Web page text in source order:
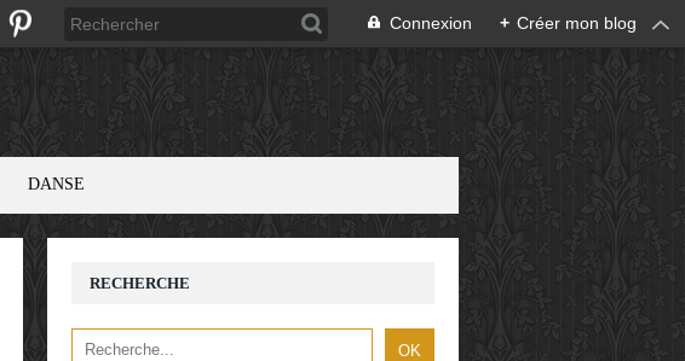
Connexion + Créer mon blog
DANSE
RECHERCHE